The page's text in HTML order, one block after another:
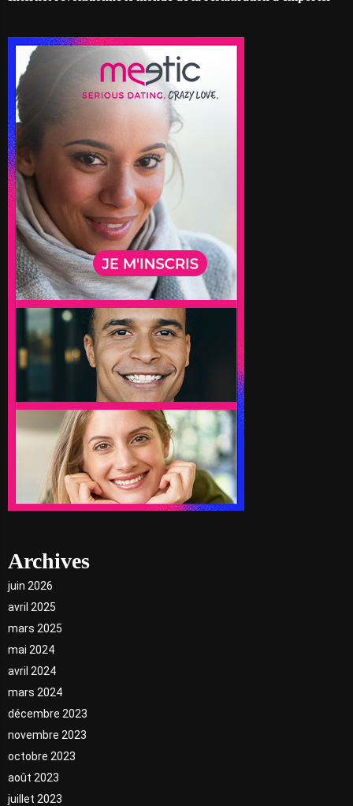
Archives
juin 2026
avril 2025
mars 2025
mai 2024
avril 2024
mars 2024
décembre 2023
novembre 2023
octobre 2023
août 2023
juillet 2023